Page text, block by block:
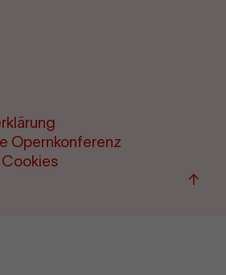
Opernkonferenz
Zum